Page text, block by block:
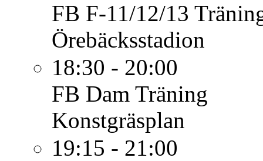
FB F-11/12/13
Örebäcksstadion
18:30 - 20:00
FB Dam Träning
Konstgräsplan
19:15 - 21:00